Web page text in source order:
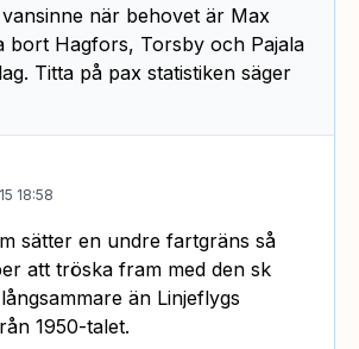
när behovet är Max
bort Hagfors, Torsby och Pajala
Titta på pax statistiken säger
18:58
sätter en undre fartgräns så
att tröska fram med den sk
än Linjeflygs
1950-talet.